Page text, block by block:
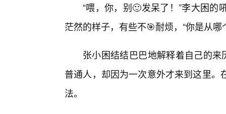
“喂，你，别🙂发呆了！”李大困
茫然的样子，有些不🎯耐烦，“你是从
张小困结结巴巴地解释着自己的来
普通人，却因为一次意外才来到这里。
法。